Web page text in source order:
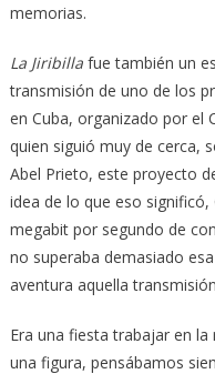
memorias.
La Jiribillafue también un
transmisión de uno de los
en Cuba, organizado por el
quien siguió muy de cerca,
Abel Prieto, este proyecto
idea de lo que eso
megabit por segundo de
no superaba demasiado
aventura aquella
Era una fiesta trabajar en
una figura, pensábamos